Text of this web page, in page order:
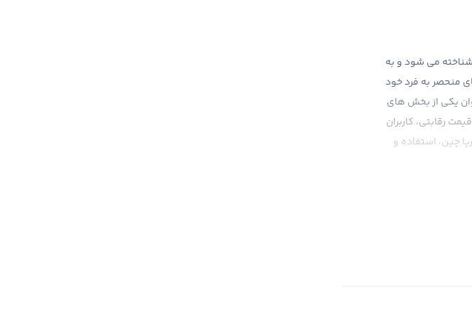
شناخته می شود و به
منحصر به فرد خود
یکی از بخش های
رقابتی، کاربران
چین، استفاده و
کامل عمل کرد.
های روز است. صرافی